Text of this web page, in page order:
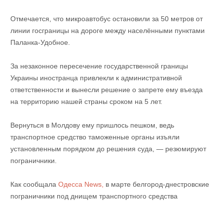
Отмечается, что микроавтобус остановили за 50 метров от
линии госграницы на дороге между населёнными пунктами
Паланка-Удобное.
За незаконное пересечение государственной границы
Украины иностранца привлекли к административной
ответственности и вынесли решение о запрете ему въезда
на территорию нашей страны сроком на 5 лет.
Вернуться в Молдову ему пришлось пешком, ведь
транспортное средство таможенные органы изъяли
установленным порядком до решения суда, — резюмируют
пограничники.
Как сообщала Одесса News, в марте белгород-днестровские
пограничники под днищем транспортного средства